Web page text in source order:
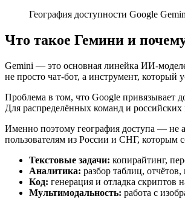
География доступности Google
Что такое Гемини и
Gemini — это основная линейка ИИ-
не просто чат-бот, а инструмент, который
Проблема в том, что Google привязывает
Для распределённых команд и
Именно поэтому география доступа — не
пользователям из России и СНГ, которым
Текстовые задачи: копирайтинг,
Аналитика: разбор таблиц,
Код: генерация и отладка скриптов
Мультимодальность: работа с